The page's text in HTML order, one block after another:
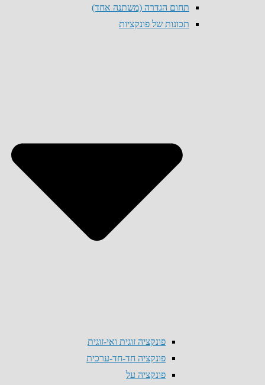
תחום הגדרה (משתנה אחד)
תכונות של פונקציות
פונקציה זוגית ואי-זוגית
פונקציה חד-חד-ערכית
פונקציה על